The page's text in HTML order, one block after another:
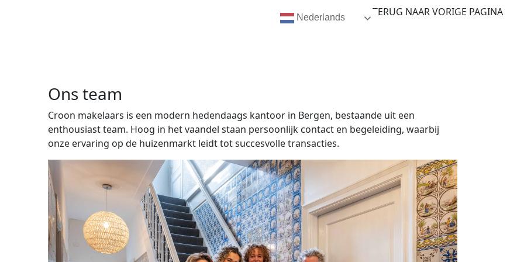
TERUG NAAR VORIGE PAGINA
Ons team
Croon makelaars is een modern hedendaags kantoor in Bergen, bestaande uit een
enthousiast team. Hoog in het vaandel staan persoonlijk contact en begeleiding, waarbij
onze ervaring op de huizenmarkt leidt tot succesvolle transacties.
Nederlands